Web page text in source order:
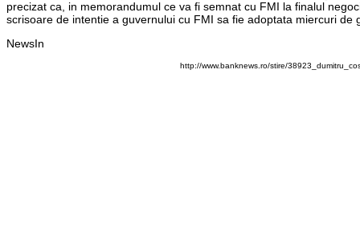
precizat ca, in memorandumul ce va fi semnat cu FMI la finalul
scrisoare de intentie a guvernului cu FMI sa fie adoptata miercuri de
NewsIn
http://www.banknews.ro/stire/